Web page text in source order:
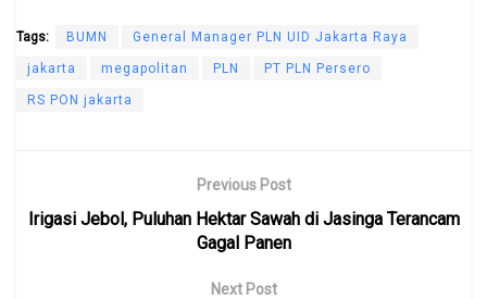
Tags: BUMN General Manager PLN UID Jakarta Raya
jakarta megapolitan PLN PT PLN Persero
RS PON jakarta
Previous Post
Irigasi Jebol, Puluhan Hektar Sawah di Jasinga Terancam
Gagal Panen
Next Post